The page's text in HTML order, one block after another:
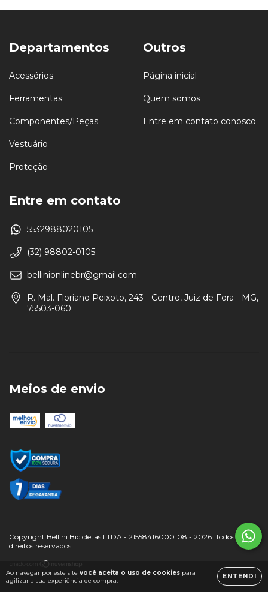
Ao navegar por este site você aceita o uso de cookies para
agilizar a sua experiência de compra.
ENTENDI
Departamentos
Acessórios
Ferramentas
Componentes/Peças
Vestuário
Proteção
Outros
Página inicial
Quem somos
Entre em contato conosco
Entre em contato
5532988020105
(32) 98802-0105
bellinionlinebr@gmail.com
R. Mal. Floriano Peixoto, 243 - Centro, Juiz de Fora - MG,
75503-060
Meios de envio
Copyright Bellini Bicicletas LTDA - 21558416000108 - 2026. Todos os
direitos reservados.